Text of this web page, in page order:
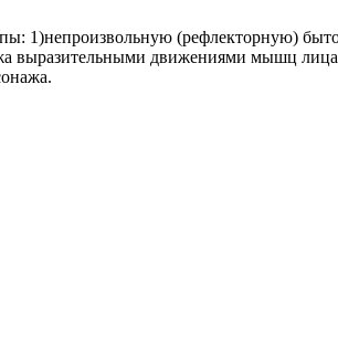
1)непроизвольную (рефлекторную)
выразительными движениями мышц